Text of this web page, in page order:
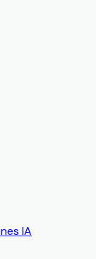
IA